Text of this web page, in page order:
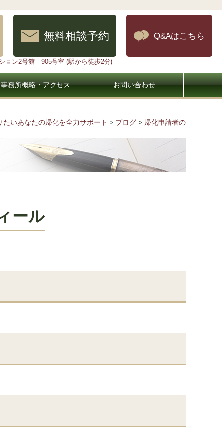
無料相談予約 Q&Aはこちら
ョン2号館 905号室 (駅から徒歩2分)
事務所概略・アクセス お問い合わせ
いあなたの帰化を全力サポート > ブログ > 帰化申請者の
ール